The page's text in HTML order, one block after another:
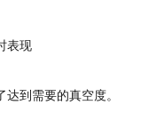
表现
到需要的真空度。